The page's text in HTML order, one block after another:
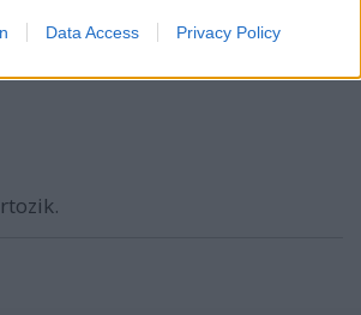
Data Access Privacy Policy